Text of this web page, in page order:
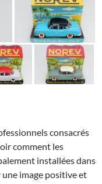
consacrés
comment les
installées dans
image positive et